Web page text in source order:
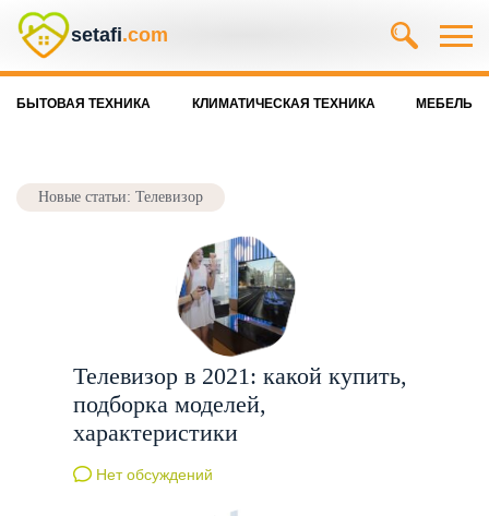
setafi.com
БЫТОВАЯ ТЕХНИКА КЛИМАТИЧЕСКАЯ ТЕХНИКА МЕБЕЛЬ
Новые статьи: Телевизор
Телевизор в 2021: какой купить,
подборка моделей,
характеристики
Нет обсуждений